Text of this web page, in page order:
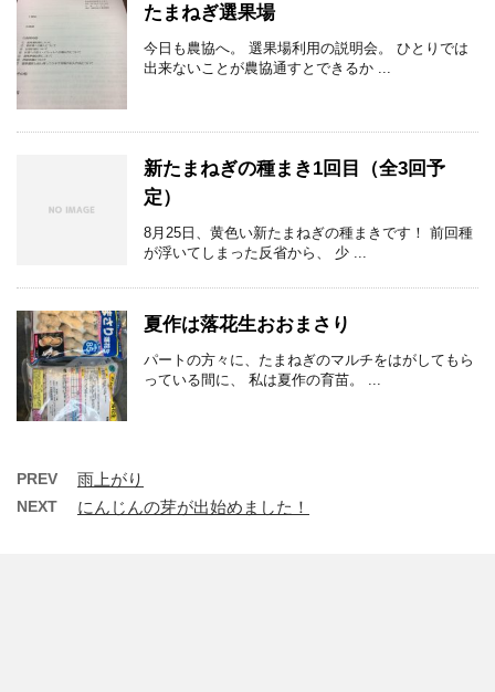
たまねぎ選果場
今日も農協へ。 選果場利用の説明会。 ひとりでは
出来ないことが農協通すとできるか ...
新たまねぎの種まき1回目（全3回予
定）
8月25日、黄色い新たまねぎの種まきです！ 前回種
が浮いてしまった反省から、 少 ...
夏作は落花生おおまさり
パートの方々に、たまねぎのマルチをはがしてもら
っている間に、 私は夏作の育苗。 ...
PREV 雨上がり
NEXT にんじんの芽が出始めました！